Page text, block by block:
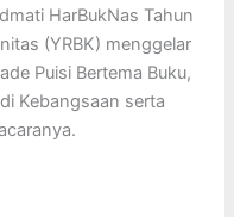
HarBukNas Tahun
(YRBK) menggelar
Puisi Bertema Buku,
Kebangsaan serta